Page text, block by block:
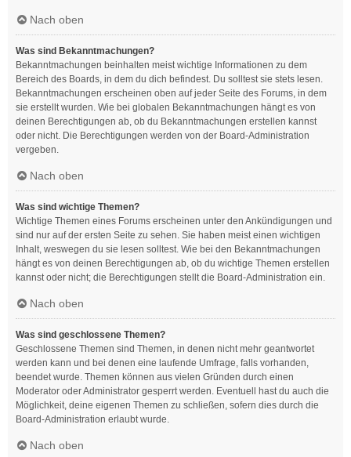
Nach oben
Was sind Bekanntmachungen?
Bekanntmachungen beinhalten meist wichtige Informationen zu dem
Bereich des Boards, in dem du dich befindest. Du solltest sie stets lesen.
Bekanntmachungen erscheinen oben auf jeder Seite des Forums, in dem
sie erstellt wurden. Wie bei globalen Bekanntmachungen hängt es von
deinen Berechtigungen ab, ob du Bekanntmachungen erstellen kannst
oder nicht. Die Berechtigungen werden von der Board-Administration
vergeben.
Nach oben
Was sind wichtige Themen?
Wichtige Themen eines Forums erscheinen unter den Ankündigungen und
sind nur auf der ersten Seite zu sehen. Sie haben meist einen wichtigen
Inhalt, weswegen du sie lesen solltest. Wie bei den Bekanntmachungen
hängt es von deinen Berechtigungen ab, ob du wichtige Themen erstellen
kannst oder nicht; die Berechtigungen stellt die Board-Administration ein.
Nach oben
Was sind geschlossene Themen?
Geschlossene Themen sind Themen, in denen nicht mehr geantwortet
werden kann und bei denen eine laufende Umfrage, falls vorhanden,
beendet wurde. Themen können aus vielen Gründen durch einen
Moderator oder Administrator gesperrt werden. Eventuell hast du auch die
Möglichkeit, deine eigenen Themen zu schließen, sofern dies durch die
Board-Administration erlaubt wurde.
Nach oben